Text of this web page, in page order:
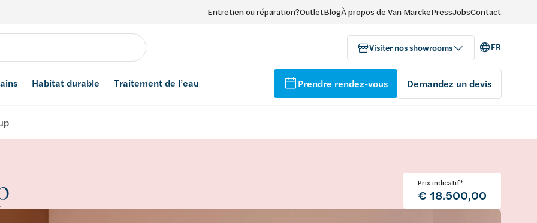
Entretien ou réparation?OutletBlogÀ propos de Van MarckePressJobsContact
Visiter nos showrooms FR
Habitat durable Traitement de l’eau Prendre rendez-vous Demandez un devis
Prix indicatif*
€ 18.500,00